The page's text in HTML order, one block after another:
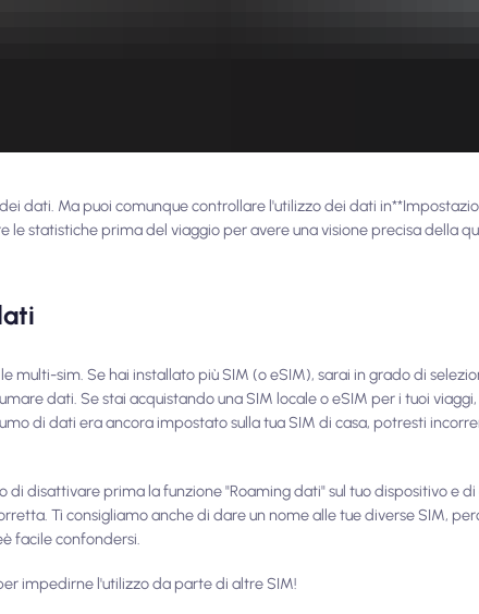
dati. Ma puoi comunque controllare l'utilizzo dei dati
le statistiche prima del viaggio per avere una visione precisa della
sim. Se hai installato più SIM (o eSIM), sarai in grado di
dati. Se stai acquistando una SIM locale o eSIM per i tuoi
di dati era ancora impostato sulla tua SIM di casa, potresti
di disattivare prima la funzione "Roaming dati" sul tuo dispositivo e
Ti consigliamo anche di dare un nome alle tue diverse SIM,
è facile confondersi.
impedirne l'utilizzo da parte di altre SIM!